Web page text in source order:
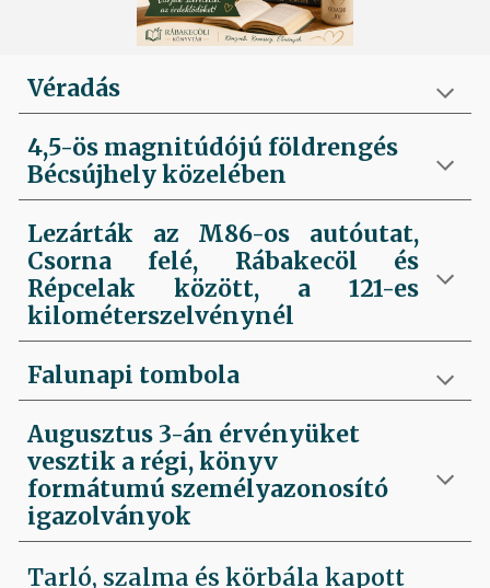
Véradás
4,5-ös magnitúdójú földrengés
Bécsújhely közelében
Lezárták az M86-os autóutat,
Csorna felé, Rábakecöl és
Répcelak között, a 121-es
kilométerszelvénynél
Falunapi tombola
Augusztus 3-án érvényüket
vesztik a régi, könyv
formátumú személyazonosító
igazolványok
Tarló, szalma és körbála kapott